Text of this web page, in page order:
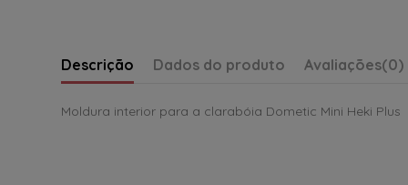
Descrição Dados do produto Avaliações(0)
Moldura interior para a clarabóia Dometic Mini Heki Plus